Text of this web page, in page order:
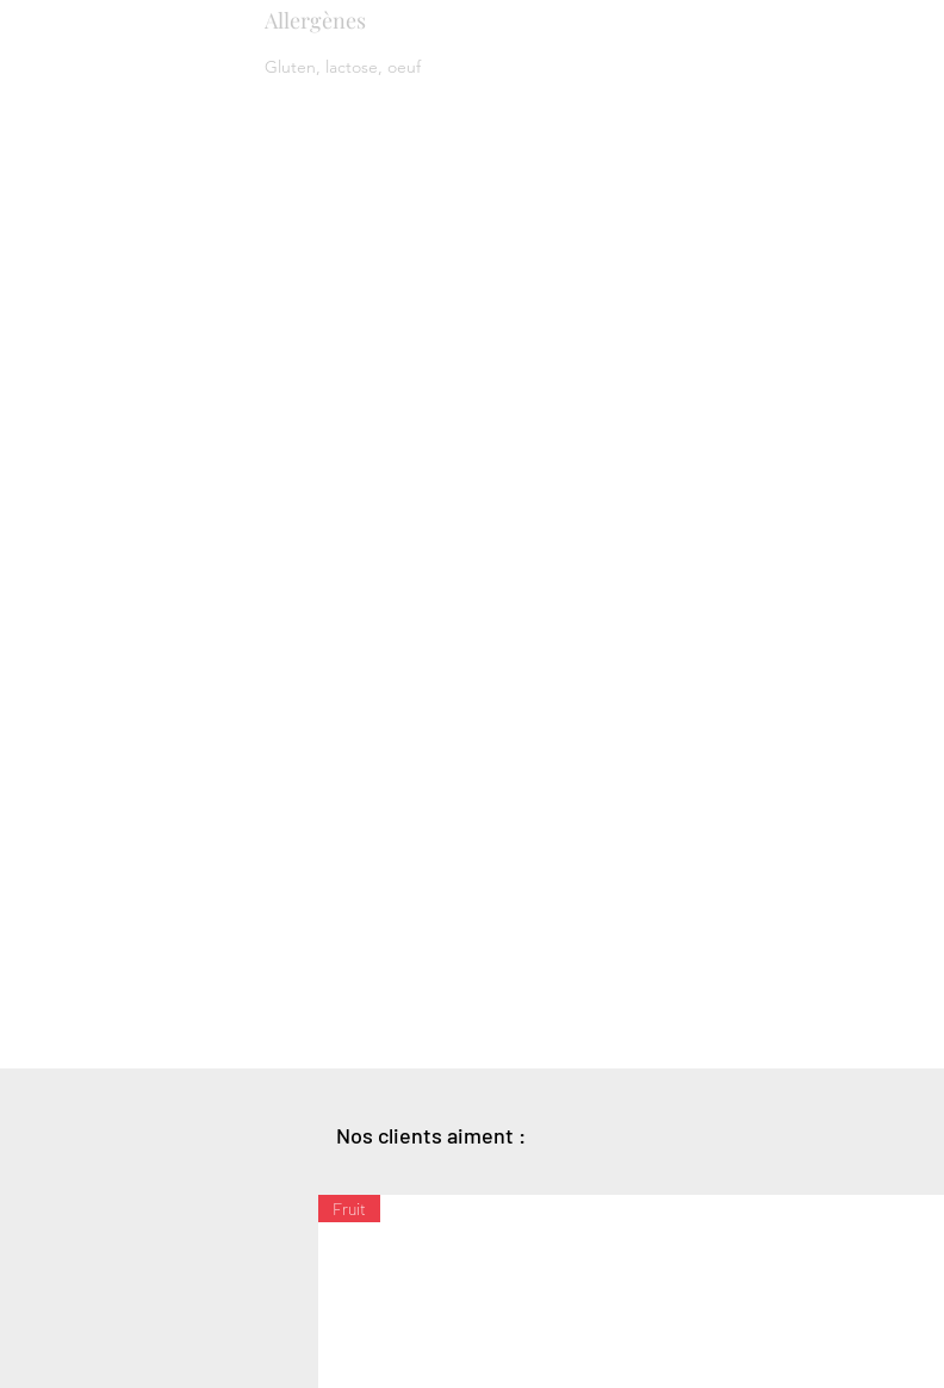
Allergènes
Gluten, lactose, oeuf
Nos clients aiment :
Fruit